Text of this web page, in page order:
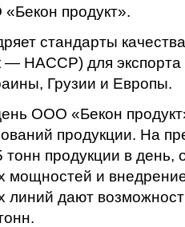
продукт».
стандарты
HACCP) для
Грузии и Европы.
ООО «Бекон
продукции. На
тонн продукции в день,
мощностей и
линий дают